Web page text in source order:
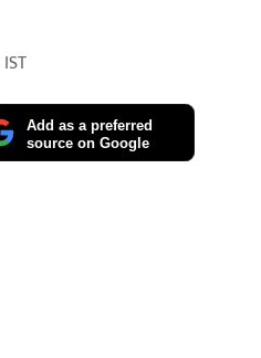
IST
Add as a preferred
source on Google